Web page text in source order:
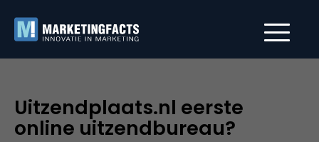
Uitzendplaats.nl eerste
online uitzendbureau?